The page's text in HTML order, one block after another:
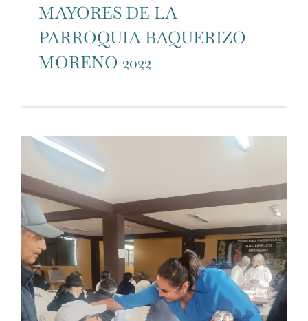
MAYORES DE LA
PARROQUIA BAQUERIZO
MORENO 2022